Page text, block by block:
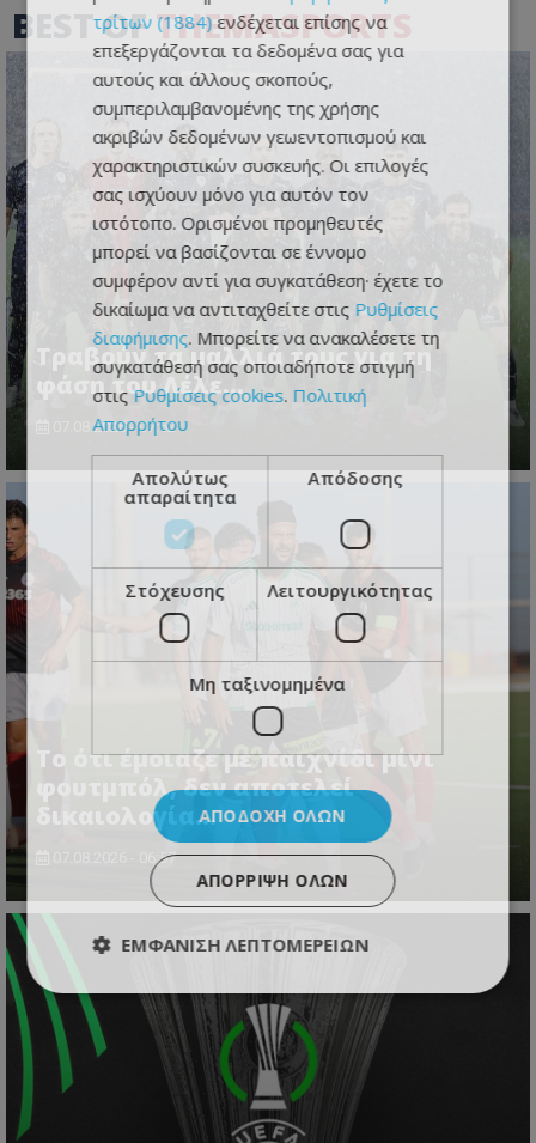
BEST OFTHEMASPORTS
Τραβούν τα μαλλιά τους για τη
φάση του Λέλε…
07.08.2026 - 07:52
Το ότι έμοιαζε με παιχνίδι μίνι
φουτμπόλ, δεν αποτελεί
δικαιολογία…
07.08.2026 - 06:57
τρίτων (1884) ενδέχεται επίσης να
επεξεργάζονται τα δεδομένα σας για
αυτούς και άλλους σκοπούς,
συμπεριλαμβανομένης της χρήσης
ακριβών δεδομένων γεωεντοπισμού και
χαρακτηριστικών συσκευής. Οι επιλογές
σας ισχύουν μόνο για αυτόν τον
ιστότοπο. Ορισμένοι προμηθευτές
μπορεί να βασίζονται σε έννομο
συμφέρον αντί για συγκατάθεση· έχετε το
δικαίωμα να αντιταχθείτε στις Ρυθμίσεις
διαφήμισης. Μπορείτε να ανακαλέσετε τη
συγκατάθεσή σας οποιαδήποτε στιγμή
στιςΡυθμίσεις cookies. Πολιτική
Απορρήτου
Απολύτως
απαραίτητα
Απόδοσης
Στόχευσης Λειτουργικότητας
Μη ταξινομημένα
ΑΠΟΔΟΧΉ ΌΛΩΝ
ΑΠΌΡΡΙΨΗ ΌΛΩΝ
ΕΜΦΆΝΙΣΗ ΛΕΠΤΟΜΕΡΕΙΏΝ